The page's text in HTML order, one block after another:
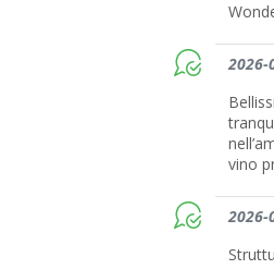
2026-
vino
2026-